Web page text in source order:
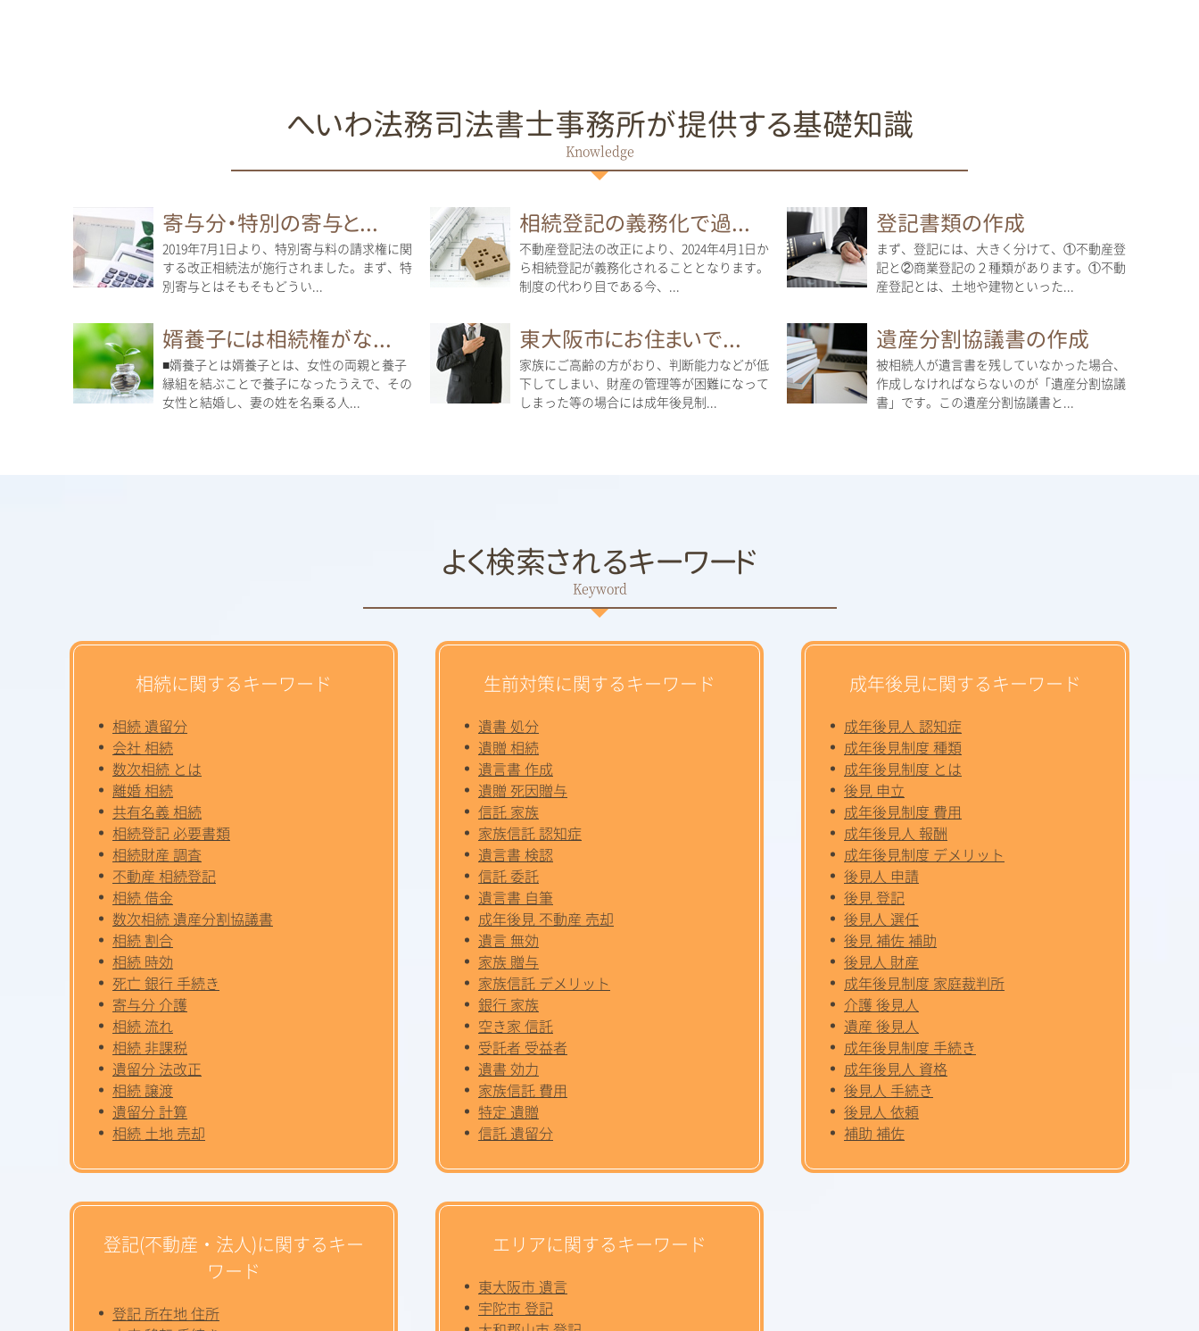
へいわ法務司法書士事務所が提供する基礎知識
寄与分・特別の寄与と...
2019年7月1日より、特別寄与料の請求権に関
する改正相続法が施行されました。まず、特
別寄与とはそもそもどうい...
相続登記の義務化で過...
不動産登記法の改正により、2024年4月1日か
ら相続登記が義務化されることとなります。
制度の代わり目である今、...
登記書類の作成
まず、登記には、大きく分けて、①不動産登
記と②商業登記の２種類があります。①不動
産登記とは、土地や建物といった...
婿養子には相続権がな...
■婿養子とは婿養子とは、女性の両親と養子
縁組を結ぶことで養子になったうえで、その
女性と結婚し、妻の姓を名乗る人...
東大阪市にお住まいで...
家族にご高齢の方がおり、判断能力などが低
下してしまい、財産の管理等が困難になって
しまった等の場合には成年後見制...
遺産分割協議書の作成
被相続人が遺言書を残していなかった場合、
作成しなければならないのが「遺産分割協議
書」です。この遺産分割協議書と...
よく検索されるキーワード
相続に関するキーワード
相続 遺留分
会社 相続
数次相続 とは
離婚 相続
共有名義 相続
相続登記 必要書類
相続財産 調査
不動産 相続登記
相続 借金
数次相続 遺産分割協議書
相続 割合
相続 時効
死亡 銀行 手続き
寄与分 介護
相続 流れ
相続 非課税
遺留分 法改正
相続 譲渡
遺留分 計算
相続 土地 売却
生前対策に関するキーワード
遺書 処分
遺贈 相続
遺言書 作成
遺贈 死因贈与
信託 家族
家族信託 認知症
遺言書 検認
信託 委託
遺言書 自筆
成年後見 不動産 売却
遺言 無効
家族 贈与
家族信託 デメリット
銀行 家族
空き家 信託
受託者 受益者
遺書 効力
家族信託 費用
特定 遺贈
信託 遺留分
成年後見に関するキーワード
成年後見人 認知症
成年後見制度 種類
成年後見制度 とは
後見 申立
成年後見制度 費用
成年後見人 報酬
成年後見制度 デメリット
後見人 申請
後見 登記
後見人 選任
後見 補佐 補助
後見人 財産
成年後見制度 家庭裁判所
介護 後見人
遺産 後見人
成年後見制度 手続き
成年後見人 資格
後見人 手続き
後見人 依頼
補助 補佐
登記(不動産・法人)に関するキー
ワード
登記 所在地 住所
エリアに関するキーワード
東大阪市 遺言
宇陀市 登記